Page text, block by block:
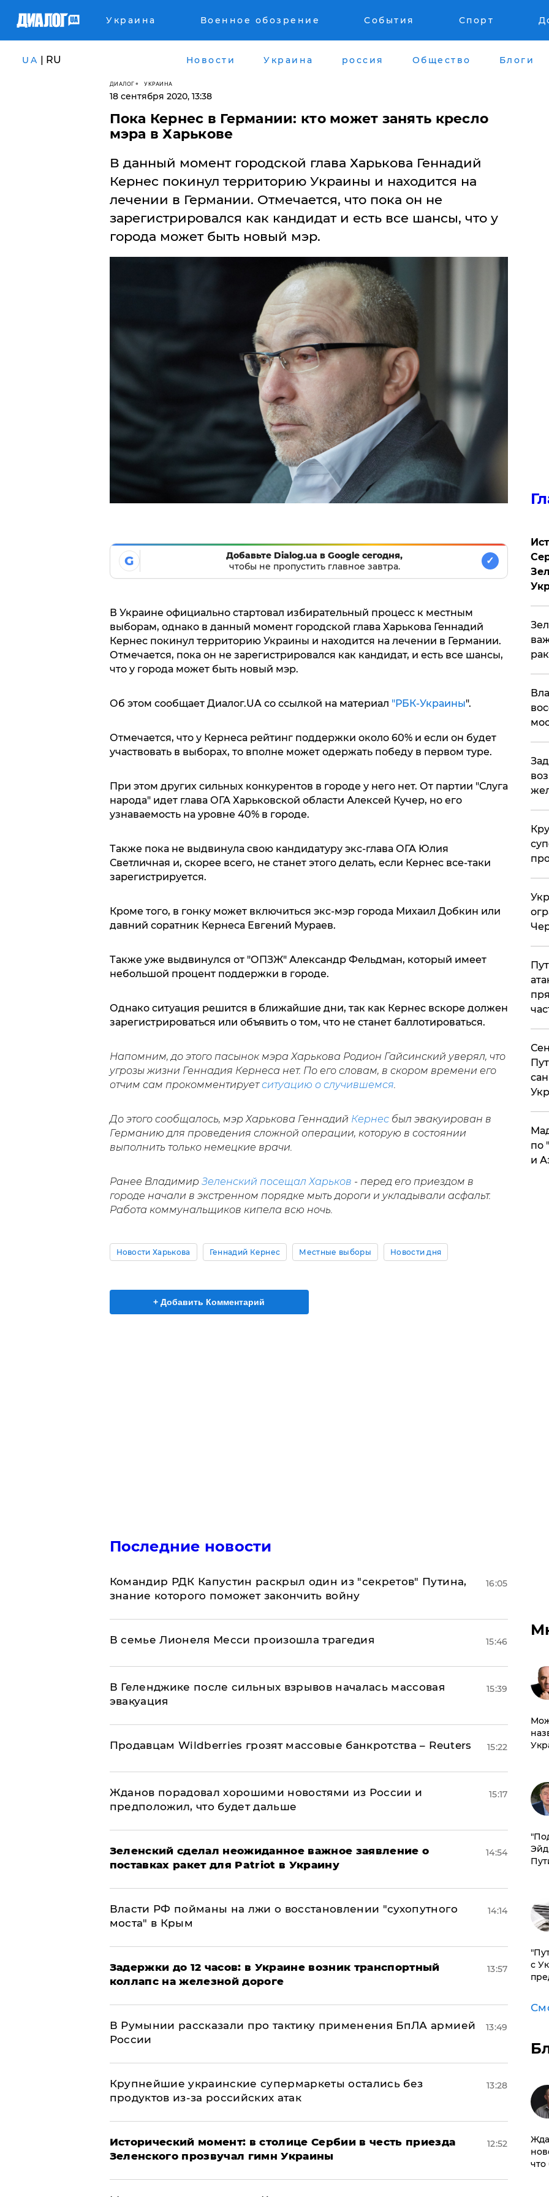
Украина Военное обозрение События Спорт
UA | RU Новости Украина россия Общество Блоги
ДИАЛОГ УКРАИНА
18 сентября 2020, 13:38
Пока Кернес в Германии: кто может занять кресло
мэра в Харькове
В данный момент городской глава Харькова Геннадий
Кернес покинул территорию Украины и находится на
лечении в Германии. Отмечается, что пока он не
зарегистрировался как кандидат и есть все шансы, что у
города может быть новый мэр.
G
Добавьте Dialog.ua в Google сегодня,
чтобы не пропустить главное завтра.
✓
В Украине официально стартовал избирательный процесс к местным
выборам, однако в данный момент городской глава Харькова Геннадий
Кернес покинул территорию Украины и находится на лечении в Германии.
Отмечается, пока он не зарегистрировался как кандидат, и есть все шансы,
что у города может быть новый мэр.
Об этом сообщает Диалог.UA со ссылкой на материал "РБК-Украины".
Отмечается, что у Кернеса рейтинг поддержки около 60% и если он будет
участвовать в выборах, то вполне может одержать победу в первом туре.
При этом других сильных конкурентов в городе у него нет. От партии "Слуга
народа" идет глава ОГА Харьковской области Алексей Кучер, но его
узнаваемость на уровне 40% в городе.
Также пока не выдвинула свою кандидатуру экс-глава ОГА Юлия
Светличная и, скорее всего, не станет этого делать, если Кернес все-таки
зарегистрируется.
Кроме того, в гонку может включиться экс-мэр города Михаил Добкин или
давний соратник Кернеса Евгений Мураев.
Также уже выдвинулся от "ОПЗЖ" Александр Фельдман, который имеет
небольшой процент поддержки в городе.
Однако ситуация решится в ближайшие дни, так как Кернес вскоре должен
зарегистрироваться или объявить о том, что не станет баллотироваться.
Напомним, до этого пасынок мэра Харькова Родион Гайсинский уверял, что
угрозы жизни Геннадия Кернеса нет. По его словам, в скором времени его
отчим сам прокомментируетситуацию о случившемся.
До этого сообщалось, мэр Харькова Геннадий Кернесбыл эвакуирован в
Германию для проведения сложной операции, которую в состоянии
выполнить только немецкие врачи.
Ранее Владимир Зеленский посещал Харьков - перед его приездом в
городе начали в экстренном порядке мыть дороги и укладывали асфальт.
Работа коммунальщиков кипела всю ночь.
Новости Харькова Геннадий Кернес Местные выборы Новости дня
+ Добавить Комментарий
Последние новости
Командир РДК Капустин раскрыл один из "секретов" Путина,
знание которого поможет закончить войну
16:05
В семье Лионеля Месси произошла трагедия 15:46
В Геленджике после сильных взрывов началась массовая
эвакуация
15:39
Продавцам Wildberries грозят массовые банкротства – Reuters 15:22
Жданов порадовал хорошими новостями из России и
предположил, что будет дальше
15:17
Зеленский сделал неожиданное важное заявление о
поставках ракет для Patriot в Украину
14:54
Власти РФ пойманы на лжи о восстановлении "сухопутного
моста" в Крым
14:14
Задержки до 12 часов: в Украине возник транспортный
коллапс на железной дороге
13:57
В Румынии рассказали про тактику применения БпЛА армией
России
13:49
Крупнейшие украинские супермаркеты остались без
продуктов из-за российских атак
13:28
Исторический момент: в столице Сербии в честь приезда
Зеленского прозвучал гимн Украины
12:52
по
и
с
что